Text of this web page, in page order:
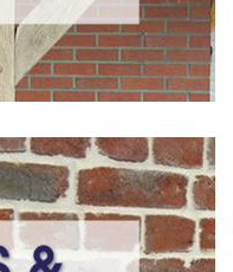
font partis de notre